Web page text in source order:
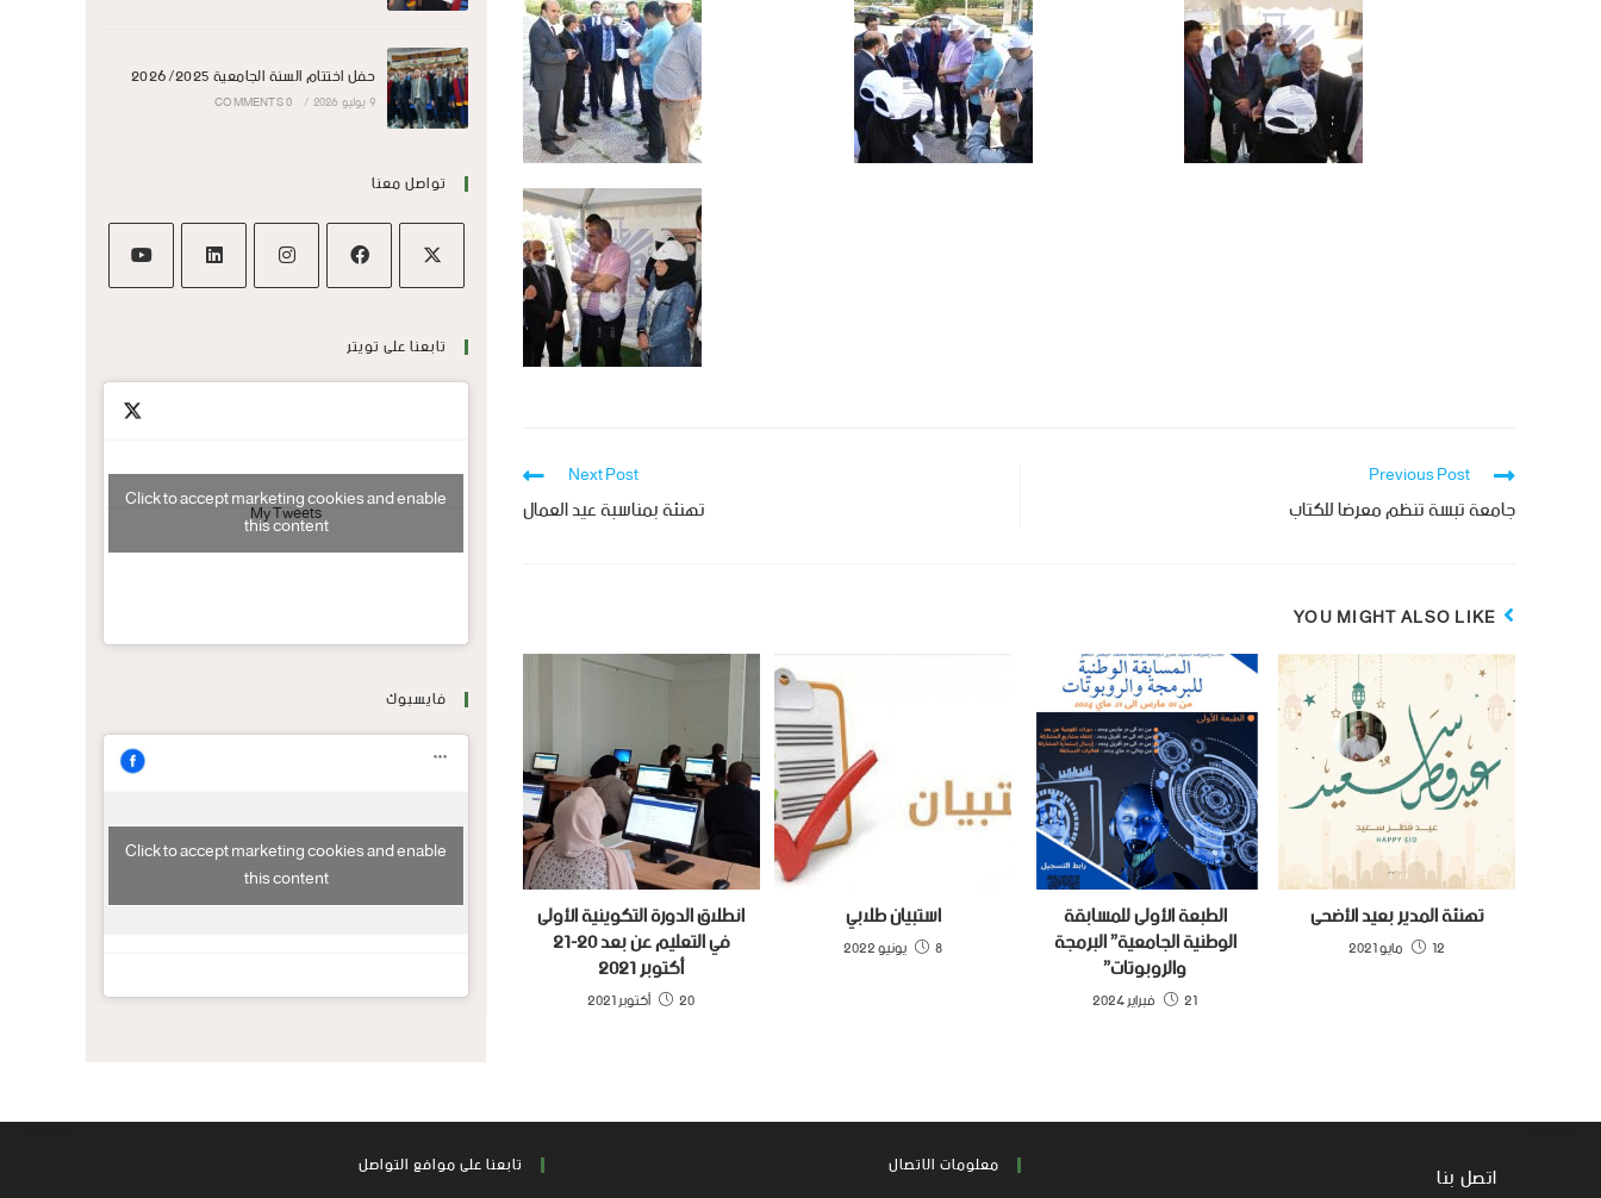
Previous Post
جامعة تبسة تنظم معرضا للكتاب
Next Post
تهنئة بمناسبة عيد العمال
YOU MIGHT ALSO LIKE
انطلاق الدورة التكوينية الأولى
في التعليم عن بعد 20-21
أكتوبر 2021
20 أكتوبر 2021
استبيان طلابي
8 يونيو 2022
الطبعة الأولى للمسابقة
الوطنية الجامعية” البرمجة
والروبوتات”
21 فبراير 2024
تهنئة المدير بعيد الأضحى
12 مايو 2021
حفل اختتام السنة الجامعية 2026/2025
9 يوليو 2026 /
0 COMMENTS
تواصل معنا
تابعنا على تويتر
My Tweets
Click to accept marketing cookies and enable
this content
فايسبوك
Click to accept marketing cookies and enable
this content
اتصل بنا معلومات الاتصال تابعنا على موافع التواصل